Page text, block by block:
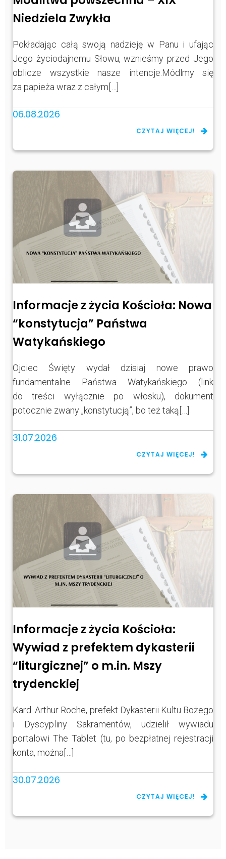
Niedziela Zwykła
Pokładając całą swoją nadzieję w Panu i ufając
Jego życiodajnemu Słowu, wznieśmy przed Jego
oblicze wszystkie nasze intencje.Módlmy się
za papieża wraz z całym[…]
06.08.2026
CZYTAJ WIĘCEJ!
Informacje z życia Kościoła: Nowa
“konstytucja” Państwa
Watykańskiego
Ojciec Święty wydał dzisiaj nowe prawo
fundamentalne Państwa Watykańskiego (link
do treści wyłącznie po włosku), dokument
potocznie zwany „konstytucją”, bo też taką[…]
31.07.2026
CZYTAJ WIĘCEJ!
Informacje z życia Kościoła:
Wywiad z prefektem dykasterii
“liturgicznej” o m.in. Mszy
trydenckiej
Kard. Arthur Roche, prefekt Dykasterii Kultu Bożego
i Dyscypliny Sakramentów, udzielił wywiadu
portalowi The Tablet (tu, po bezpłatnej rejestracji
konta, można[…]
30.07.2026
CZYTAJ WIĘCEJ!